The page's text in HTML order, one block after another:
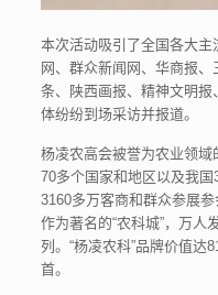
本次活动吸引了全国各大
网、群众新闻网、华商报
条、陕西画报、精神文明
体纷纷到场采访并报道。
杨凌农高会被誉为农业领域
70多个国家和地区以及我国
3160多万客商和群众参展
作为著名的“农科城”，万人
列。“杨凌农科”品牌价值达
首。